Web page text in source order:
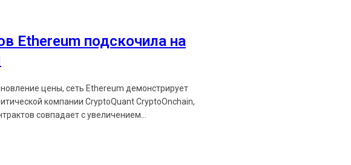
Ethereum подскочила на
цены, сеть Ethereum демонстрирует
компании CryptoQuant CryptoOnchain,
совпадает с увеличением...